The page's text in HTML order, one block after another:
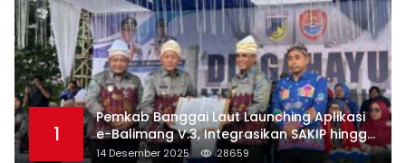
1
Pemkab Banggai Laut Launching Aplikasi
e-Balimang V.3, Integrasikan SAKIP hingga
Satu Data Layanan Publik
14 Desember 2025 28659